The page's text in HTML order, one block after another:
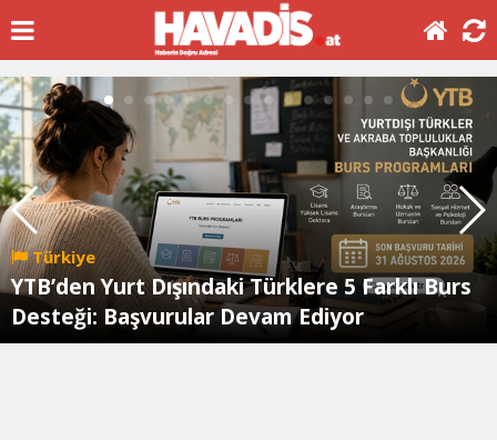
Türkiye
YTB’den Yurt Dışındaki Türklere 5 Farklı Burs
Desteği: Başvurular Devam Ediyor